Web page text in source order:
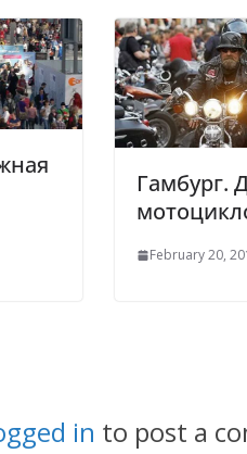
Гамбург.
February 20,
in to post a